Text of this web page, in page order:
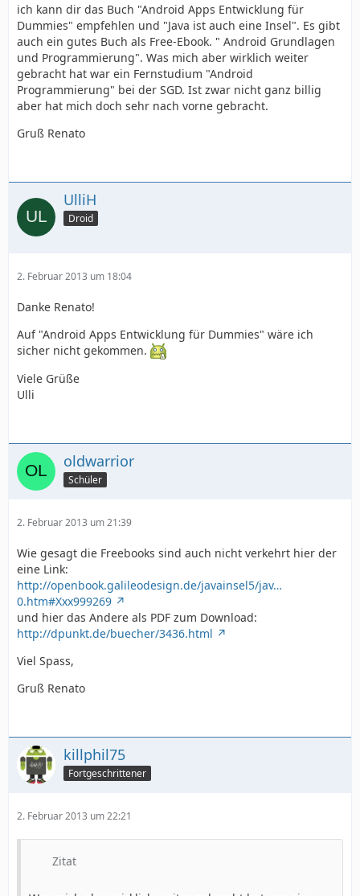
ich kann dir das Buch "Android Apps Entwicklung für
Dummies" empfehlen und "Java ist auch eine Insel". Es gibt
auch ein gutes Buch als Free-Ebook. " Android Grundlagen
und Programmierung". Was mich aber wirklich weiter
gebracht hat war ein Fernstudium "Android
Programmierung" bei der SGD. Ist zwar nicht ganz billig
aber hat mich doch sehr nach vorne gebracht.
Gruß Renato
UlliH
Droid
2. Februar 2013 um 18:04
Danke Renato!
Auf "Android Apps Entwicklung für Dummies" wäre ich
sicher nicht gekommen.
Viele Grüße
Ulli
oldwarrior
Schüler
2. Februar 2013 um 21:39
Wie gesagt die Freebooks sind auch nicht verkehrt hier der
eine Link:
http://openbook.galileodesign.de/javainsel5/jav…
0.htm#Xxx999269
und hier das Andere als PDF zum Download:
http://dpunkt.de/buecher/3436.html
Viel Spass,
Gruß Renato
killphil75
Fortgeschrittener
2. Februar 2013 um 22:21
Zitat